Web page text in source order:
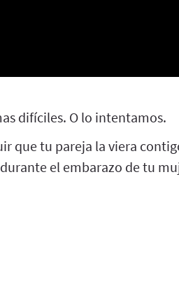
difíciles. O lo intentamos.
que tu pareja la viera
el embarazo de tu